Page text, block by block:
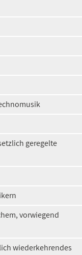
geregelte
vorwiegend
wiederkehrendes